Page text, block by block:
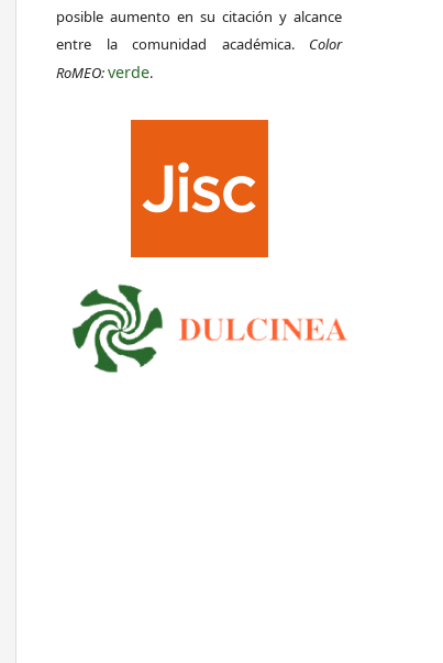
posible aumento en su citación y alcance
entre la comunidad académica. Color
RoMEO:verde.